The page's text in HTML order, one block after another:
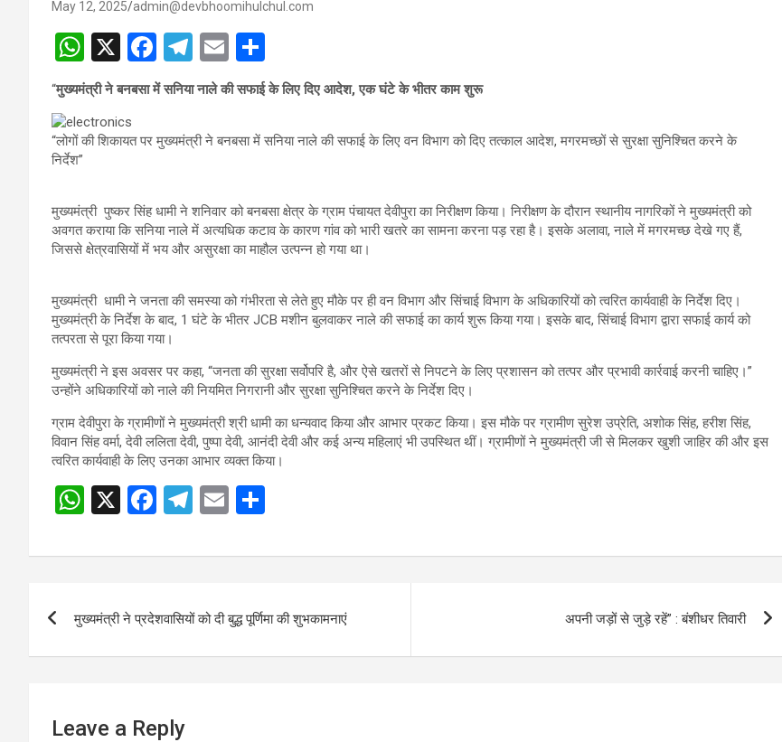
May 12, 2025 admin@devbhoomihulchul.com
W
h
at
s
p
X
F
a
ce
b
k
T
el
e
gr
E
m
ail
h
ar
e
“मुख्यमंत्री ने बनबसा में सनिया नाले की सफाई के लिए दिए आदेश, एक घंटे के भीतर काम शुरू
“लोगों की शिकायत पर मुख्यमंत्री ने बनबसा में सनिया नाले की सफाई के लिए वन विभाग को दिए तत्काल आदेश, मगरमच्छों से सुरक्षा सुनिश्चित करने के
निर्देश”
मुख्यमंत्री पुष्कर सिंह धामी ने शनिवार को बनबसा क्षेत्र के ग्राम पंचायत देवीपुरा का निरीक्षण किया। निरीक्षण के दौरान स्थानीय नागरिकों ने मुख्यमंत्री को
अवगत कराया कि सनिया नाले में अत्यधिक कटाव के कारण गांव को भारी खतरे का सामना करना पड़ रहा है। इसके अलावा, नाले में मगरमच्छ देखे गए हैं,
जिससे क्षेत्रवासियों में भय और असुरक्षा का माहौल उत्पन्न हो गया था।
मुख्यमंत्री धामी ने जनता की समस्या को गंभीरता से लेते हुए मौके पर ही वन विभाग और सिंचाई विभाग के अधिकारियों को त्वरित कार्यवाही के निर्देश दिए।
मुख्यमंत्री के निर्देश के बाद, 1 घंटे के भीतर JCB मशीन बुलवाकर नाले की सफाई का कार्य शुरू किया गया। इसके बाद, सिंचाई विभाग द्वारा सफाई कार्य को
तत्परता से पूरा किया गया।
मुख्यमंत्री ने इस अवसर पर कहा, “जनता की सुरक्षा सर्वोपरि है, और ऐसे खतरों से निपटने के लिए प्रशासन को तत्पर और प्रभावी कार्रवाई करनी चाहिए।”
उन्होंने अधिकारियों को नाले की नियमित निगरानी और सुरक्षा सुनिश्चित करने के निर्देश दिए।
ग्राम देवीपुरा के ग्रामीणों ने मुख्यमंत्री श्री धामी का धन्यवाद किया और आभार प्रकट किया। इस मौके पर ग्रामीण सुरेश उप्रेति, अशोक सिंह, हरीश सिंह,
विवान सिंह वर्मा, देवी ललिता देवी, पुष्पा देवी, आनंदी देवी और कई अन्य महिलाएं भी उपस्थित थीं। ग्रामीणों ने मुख्यमंत्री जी से मिलकर खुशी जाहिर की और इस
त्वरित कार्यवाही के लिए उनका आभार व्यक्त किया।
W
at
A
X
F
ce
o
T
e
a
E
ail ar
navigation
मुख्यमंत्री ने प्रदेशवासियों को दी बुद्ध पूर्णिमा की शुभकामनाएं अपनी जड़ों से जुड़े रहें” : बंशीधर तिवारी
Leave a Reply